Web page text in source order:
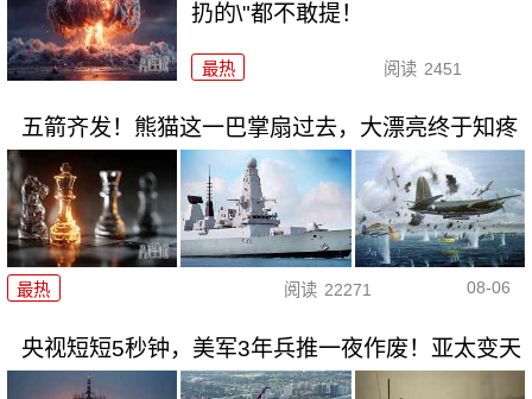
扔的\"都不敢提！
最热 阅读 2451
五箭齐发！熊猫这一巴掌扇过去，大漂亮终于知疼
最热 阅读 22271 08-06
央视短短5秒钟，美军3年兵推一夜作废！亚太变天